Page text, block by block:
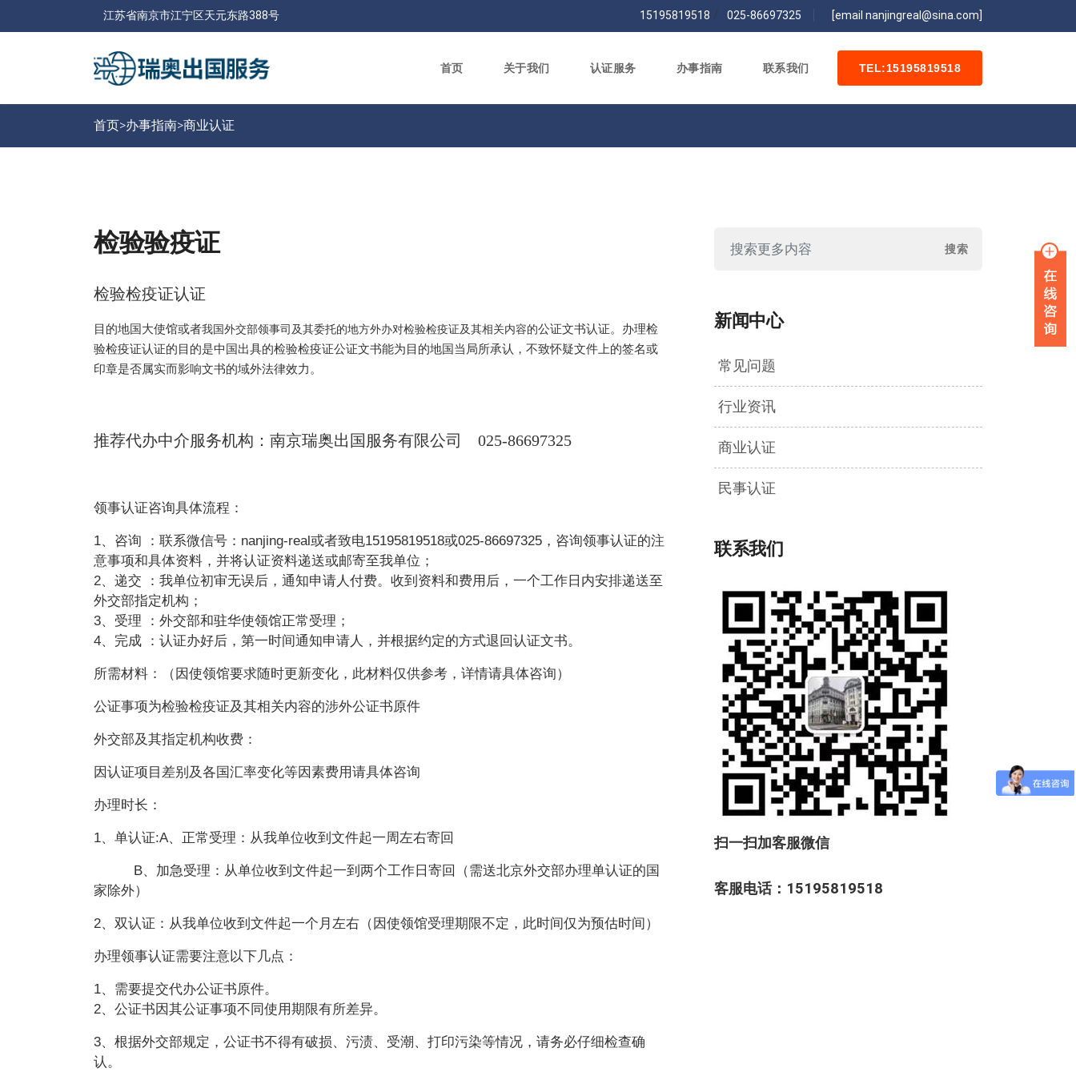
江苏省南京市江宁区天元东路388号 15195819518 / 025-86697325 [email nanjingreal@sina.com]
首页 关于我们 认证服务 办事指南 联系我们 TEL:15195819518
首页>办事指南>商业认证
检验验疫证
检验检疫证认证
目的地国大使馆或者我国外交部领事司及其委托的地方外办对检验检疫证及其相关内容的公证文书认证。办理检
验检疫证认证的目的是中国出具的检验检疫证公证文书能为目的地国当局所承认，不致怀疑文件上的签名或
印章是否属实而影响文书的域外法律效力。
推荐代办中介服务机构：南京瑞奥出国服务有限公司 025-86697325
领事认证咨询具体流程：
1、咨询
：联系微信号：nanjing-real或者致电15195819518或025-86697325，咨询领事认证的注
意事项和具体资料，并将认证资料递送或邮寄至我单位；
2、递交
：我单位初审无误后，通知申请人付费。收到资料和费用后，一个工作日内安排递送至
外交部指定机构；
3、受理
：外交部和驻华使领馆正常受理；
4、完成
：认证办好后，第一时间通知申请人，并根据约定的方式退回认证文书。
所需材料：（因使领馆要求随时更新变化，此材料仅供参考，详情请具体咨询）
公证事项为检验检疫证及其相关内容的涉外公证书原件
外交部及其指定机构收费：
因认证项目差别及各国汇率变化等因素费用请具体咨询
办理时长：
1、单认证:A、正常受理：从我单位收到文件起一周左右寄回
B、加急受理：从单位收到文件起一到两个工作日寄回（需送北京外交部办理单认证的国
家除外）
2、双认证：从我单位收到文件起一个月左右（因使领馆受理期限不定，此时间仅为预估时间）
办理领事认证需要注意以下几点：
1、需要提交代办公证书原件。
2、公证书因其公证事项不同使用期限有所差异。
3、根据外交部规定，公证书不得有破损、污渍、受潮、打印污染等情况，请务必仔细检查确
认。
新闻中心
常见问题
行业资讯
商业认证
民事认证
联系我们
扫一扫加客服微信
客服电话：15195819518